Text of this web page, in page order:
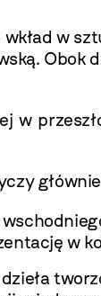
w
Obok
w
w